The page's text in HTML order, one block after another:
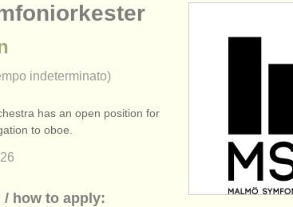
indeterminato)
has an open position for
to oboe.
how to apply: